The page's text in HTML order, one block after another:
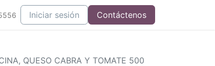
Iniciar sesión Contáctenos
QUESO CABRA Y TOMATE 500